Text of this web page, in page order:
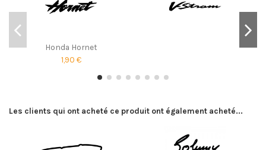
Honda Hornet
1,90 €
Les clients qui ont acheté ce produit ont également acheté...